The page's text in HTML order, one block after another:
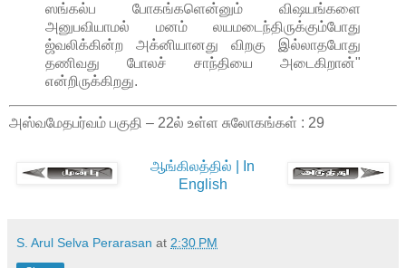
ஸங்கல்ப போகங்களென்னும் விஷயங்களை
அனுபவியாமல் மனம் லயமடைந்திருக்கும்போது
ஜ்வலிக்கின்ற அக்னியானது விறகு இல்லாதபோது
தணிவது போலச் சாந்தியை அடைகிறான்"
என்றிருக்கிறது.
அஸ்வமேதபர்வம் பகுதி – 22ல் உள்ள சுலோகங்கள் : 29
ஆங்கிலத்தில் | In
English
S. Arul Selva Perarasan at 2:30 PM